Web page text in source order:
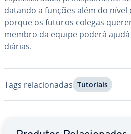
da­tando a funções além do
porque os futuros colegas
membro da equipe poderá
diárias.
Tags re­la­ci­o­na­das Tutoriais